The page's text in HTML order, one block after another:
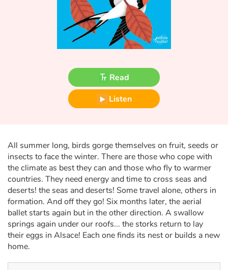
Tales and classics in french
Princesses and princes, kings, queens and dragons
Ogres, monsters and witches
Ecology, nature, seasons
The animals
Travel, epic, investigation, adventure
Around the world
Read
Listen
All summer long, birds gorge themselves on fruit, seeds or
insects to face the winter. There are those who cope with
the climate as best they can and those who fly to warmer
countries. They need energy and time to cross seas and
deserts! the seas and deserts! Some travel alone, others in
formation. And off they go! Six months later, the aerial
ballet starts again but in the other direction. A swallow
springs again under our roofs... the storks return to lay
their eggs in Alsace! Each one finds its nest or builds a new
home.